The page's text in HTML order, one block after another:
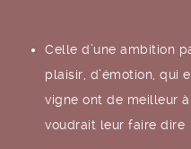
Celle d’une ambition
plaisir, d’émotion, qui
vigne ont de meilleur
voudrait leur faire dire